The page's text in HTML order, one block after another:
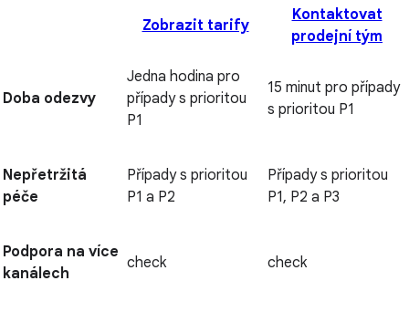
Zobrazit tarify
Kontaktovat
prodejní tým
Doba odezvy
Jedna hodina pro
případy s prioritou
P1
15 minut pro případy
s prioritou P1
Nepřetržitá
péče
Případy s prioritou
P1 a P2
Případy s prioritou
P1, P2 a P3
Podpora na více
kanálech
check check